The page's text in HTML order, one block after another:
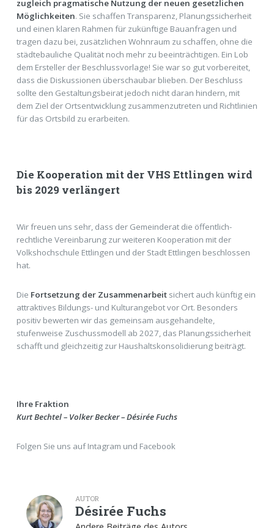
zugleich pragmatische Nutzung der neuen gesetzlichen
Möglichkeiten. Sie schaffen Transparenz, Planungssicherheit
und einen klaren Rahmen für zukünftige Bauanfragen und
tragen dazu bei, zusätzlichen Wohnraum zu schaffen, ohne die
städtebauliche Qualität noch mehr zu beeinträchtigen. Ein Lob
dem Ersteller der Beschlussvorlage! Sie war so gut vorbereitet,
dass die Diskussionen überschaubar blieben. Der Beschluss
sollte den Gestaltungsbeirat jedoch nicht daran hindern, mit
dem Ziel der Ortsentwicklung zusammenzutreten und Richtlinien
für das Ortsbild zu erarbeiten.
Die Kooperation mit der VHS Ettlingen wird
bis 2029 verlängert
Wir freuen uns sehr, dass der Gemeinderat die öffentlich-
rechtliche Vereinbarung zur weiteren Kooperation mit der
Volkshochschule Ettlingen und der Stadt Ettlingen beschlossen
hat.
Die Fortsetzung der Zusammenarbeitsichert auch künftig ein
attraktives Bildungs- und Kulturangebot vor Ort. Besonders
positiv bewerten wir das gemeinsam ausgehandelte,
stufenweise Zuschussmodell ab 2027, das Planungssicherheit
schafft und gleichzeitig zur Haushaltskonsolidierung beiträgt.
Ihre Fraktion
Kurt Bechtel – Volker Becker – Désirée Fuchs
Folgen Sie uns auf Intagram und Facebook
AUTOR
Désirée Fuchs